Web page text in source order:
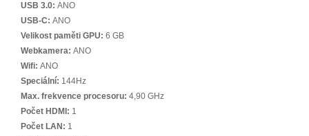
USB 3.0: ANO
USB-C: ANO
Velikost paměti GPU: 6 GB
Webkamera: ANO
Wifi: ANO
Speciální: 144Hz
Max. frekvence procesoru: 4,90 GHz
Počet HDMI: 1
Počet LAN: 1